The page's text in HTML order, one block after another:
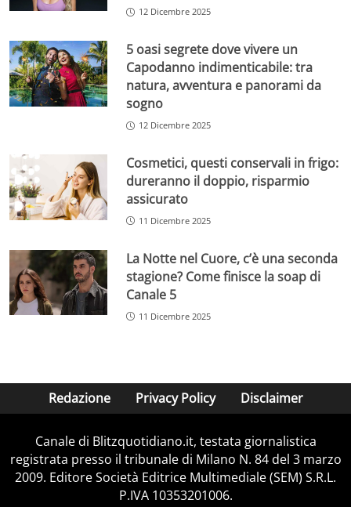
12 Dicembre 2025
5 oasi segrete dove vivere un
Capodanno indimenticabile: tra
natura, avventura e panorami da
sogno
12 Dicembre 2025
Cosmetici, questi conservali in frigo:
dureranno il doppio, risparmio
assicurato
11 Dicembre 2025
La Notte nel Cuore, c’è una seconda
stagione? Come finisce la soap di
Canale 5
11 Dicembre 2025
Redazione Privacy Policy Disclaimer
Canale di Blitzquotidiano.it, testata giornalistica
registrata presso il tribunale di Milano N. 84 del 3 marzo
2009. Editore Società Editrice Multimediale (SEM) S.R.L.
P.IVA 10353201006.